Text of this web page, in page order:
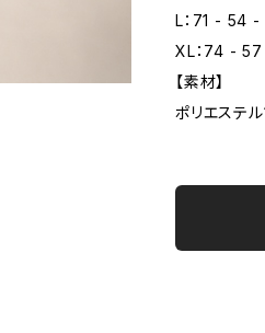
L：71 - 54
XL：74 -
【素材】
ポリエステ